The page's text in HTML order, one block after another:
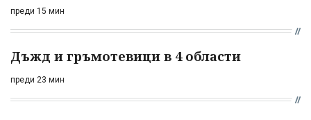
преди 15 мин
Дъжд и гръмотевици в 4 области
преди 23 мин